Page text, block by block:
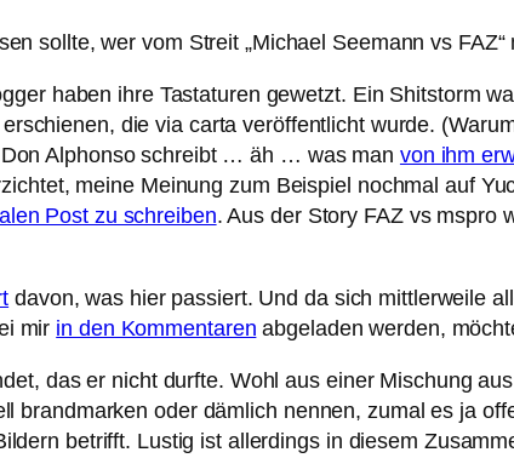
sollte, wer vom Streit „Michael Seemann vs
haben ihre Tastaturen gewetzt. Ein Shitstorm
erschienen, die via carta veröffentlicht wurde.
Alphonso schreibt … äh … was man von ihm
meine Meinung zum Beispiel nochmal auf
Post zu schreiben. Aus der Story FAZ vs mspro
davon, was hier passiert. Und da sich mittlerweile
mir in den Kommentaren abgeladen werden,
das er nicht durfte. Wohl aus einer Mischung
brandmarken oder dämlich nennen, zumal es ja
betrifft. Lustig ist allerdings in diesem